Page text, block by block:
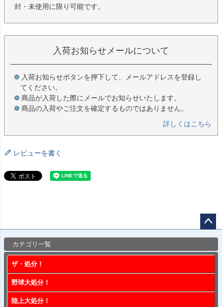
封・未使用に限り可能です。
入荷お知らせメールについて
入荷お知らせボタンを押下して、メールアドレスを登録し
てください。
商品が入荷した際にメールでお知らせいたします。
商品の入荷やご注文を確定するものではありません。
詳しくはこちら
レビューを書く
カテゴリ一覧
ザ・処分！
野球大処分！
陸上大処分！
ップ